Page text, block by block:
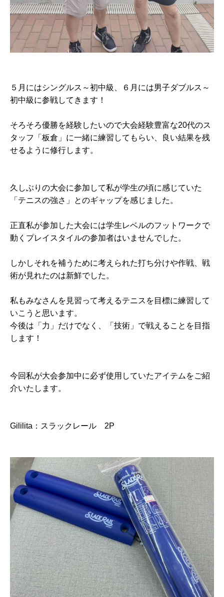
５月にはシングルス～初中級、６月には男子ダブルス～
初中級に参戦してきます！
そろそろ優勝を経験したいので大会経験豊富な20代のス
タッフ「板倉」に一緒に練習してもらい、良い結果を残
せるように修行します。
久しぶりの大会に参加して私が学生の頃に感じていた
「テニスの強さ」とのギャップを感じました。
正直私が参加した大会には学生レベルのフットワークで
動くプレイスタイルの参加者はいませんでした。
しかしそれを補うために考えられた打ち分けや作戦、戦
術が見れたのは新鮮でした。
私もみなさんを見習って考えるテニスを目標に練習して
いこうと思います。
今後は「力」だけでなく、「技術」で戦えることを目指
します！
今回私が大会参加中に必ず使用していたアイテムをご紹
介いたします。
Gililita：スラックレール 2P